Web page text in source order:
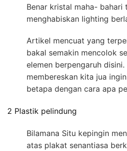
Benar kristal maha-
menghabiskan lighting
Artikel mencuat yang
bakal semakin mencolok
elemen berpengaruh disini.
membereskan kita jua
betapa dengan cara apa
2 Plastik pelindung
Bilamana Situ kepingin
atas plakat senantiasa